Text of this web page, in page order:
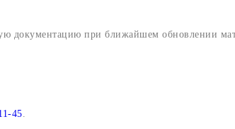
документацию при ближайшем обновлении
45